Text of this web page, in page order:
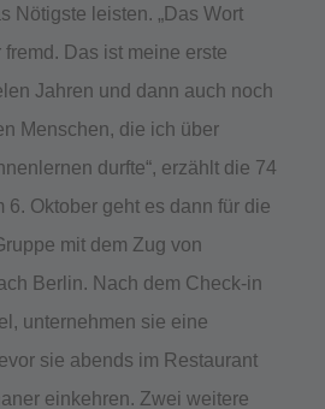
Nötigste leisten. „Das Wort
Das ist meine erste
Jahren und dann auch noch
Menschen, die ich über
durfte“, erzählt die 74
6. Oktober geht es dann für die
mit dem Zug von
Berlin. Nach dem Check-in
unternehmen sie eine
sie abends im Restaurant
einkehren. Zwei weitere